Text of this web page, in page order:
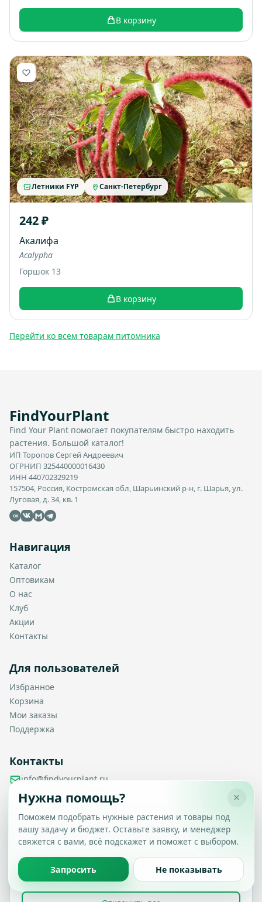
В корзину
Летники FYP Санкт-Петербург
242 ₽
Акалифа
Acalypha
Горшок 13
В корзину
Перейти ко всем товарам питомника
FindYourPlant
Find Your Plant помогает покупателям быстро находить
растения. Большой каталог!
ИП Торопов Сергей Андреевич
ОГРНИП 325440000016430
ИНН 440702329219
157504, Россия, Костромская обл, Шарьинский р-н, г. Шарья, ул.
Луговая, д. 34, кв. 1
OK
Навигация
Каталог
Оптовикам
О нас
Клуб
Акции
Контакты
Для пользователей
Избранное
Корзина
Мои заказы
Поддержка
Контакты
info@findyourplant.ru
support@findyourplant.ru
findyourplantofficial@gmail.com
+7 929 115-17-50
Санкт-Петербург, Гражданский проспект, д. 104, корп. 1,
литера А, офис 430
Настройка конфиденциальности
Вы можете выбрать, какие типы файлов cookie
разрешить.
Политика обработки данных
Принять все
Нужна помощь?
Поможем подобрать нужные растения и товары под
вашу задачу и бюджет. Оставьте заявку, и менеджер
свяжется с вами, всё подскажет и поможет с выбором.
Запросить Не показывать